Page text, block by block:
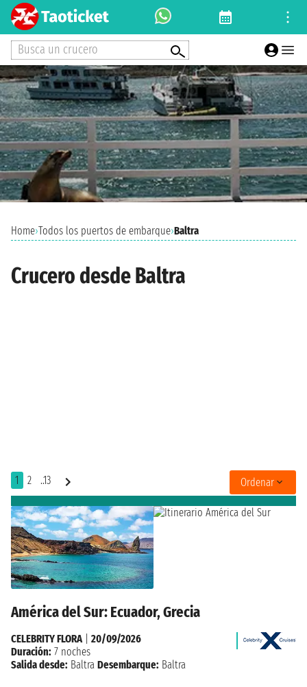
Busca un crucero
Home›Todos los puertos de embarque›Baltra
Crucero desde Baltra
1 2 ..13 Ordenar
América del Sur: Ecuador, Grecia
CELEBRITY FLORA| 20/09/2026
Duración: 7 noches
Salida desde: Baltra Desembarque: Baltra